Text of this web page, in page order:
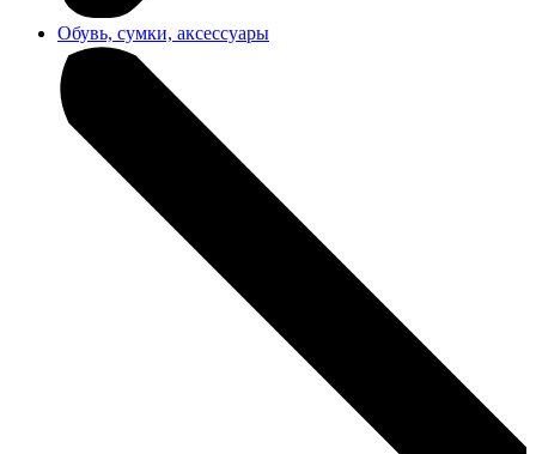
Обувь, сумки, аксессуары